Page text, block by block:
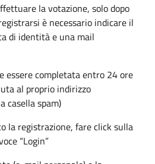
la votazione, solo dopo
è necessario indicare il
di identità e una mail
essere completata entro 24 ore
al proprio indirizzo
casella spam)
la registrazione, fare click sulla
“Login”